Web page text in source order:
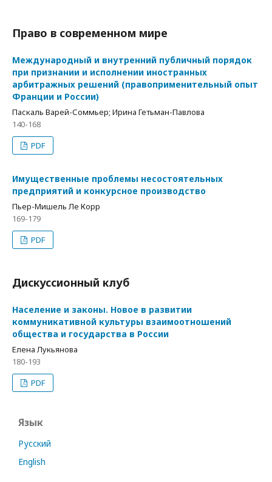
Право в современном мире
Международный и внутренний публичный порядок
при признании и исполнении иностранных
арбитражных решений (правоприменительный опыт
Франции и России)
Паскаль Варей-Соммьер; Ирина Гетьман-Павлова
140-168
PDF
Имущественные проблемы несостоятельных
предприятий и конкурсное производство
Пьер-Мишель Ле Корр
169-179
PDF
Дискуссионный клуб
Население и законы. Новое в развитии
коммуникативной культуры взаимоотношений
общества и государства в России
Елена Лукьянова
180-193
PDF
Язык
Русский
English